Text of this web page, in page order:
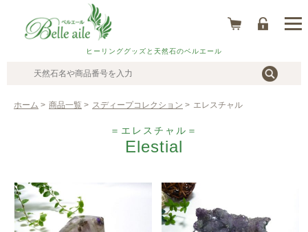
ヒーリンググッズと天然石のベルエール
ホーム > 商品一覧 > スディープコレクション > エレスチャル
＝エレスチャル＝
Elestial